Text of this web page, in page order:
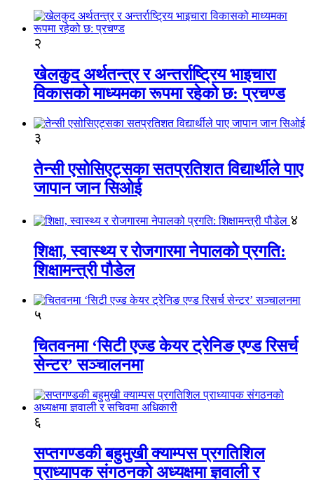
२
खेलकुद अर्थतन्त्र र अन्तर्राष्ट्रिय भाइचारा
विकासको माध्यमका रूपमा रहेको छ: प्रचण्ड
३
तेन्सी एसोसिएट्सका सतप्रतिशत विद्यार्थीले पाए
जापान जान सिओई
४
शिक्षा, स्वास्थ्य र रोजगारमा नेपालको प्रगति:
शिक्षामन्त्री पौडेल
५
चितवनमा ‘सिटी एज्ड केयर ट्रेनिङ एण्ड रिसर्च
सेन्टर’ सञ्चालनमा
६
सप्तगण्डकी बहुमुखी क्याम्पस प्रगतिशिल
प्राध्यापक संगठनको अध्यक्षमा ज्ञवाली र